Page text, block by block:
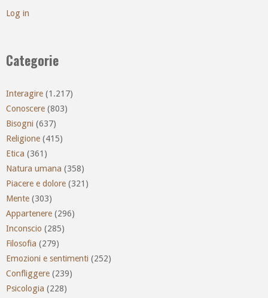
Log in
Categorie
Interagire (1.217)
Conoscere (803)
Bisogni (637)
Religione (415)
Etica (361)
Natura umana (358)
Piacere e dolore (321)
Mente (303)
Appartenere (296)
Inconscio (285)
Filosofia (279)
Emozioni e sentimenti (252)
Confliggere (239)
Psicologia (228)